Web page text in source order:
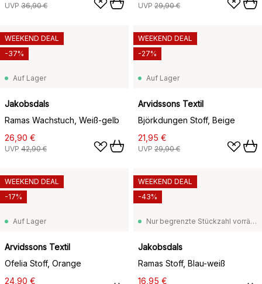
UVP 36,90 € UVP 29,90 €
Auf Lager
Jakobsdals
Ramas Wachstuch, Weiß-gelb
26,90 €
UVP 42,90 €
WEEKEND DEAL
-37%
Auf Lager
Arvidssons Textil
Björkdungen Stoff, Beige
21,95 €
UVP 29,90 €
WEEKEND DEAL
-27%
Auf Lager
Arvidssons Textil
Ofelia Stoff, Orange
24,90 €
WEEKEND DEAL
-17%
Nur begrenzte Stückzahl vorrätig
Jakobsdals
Ramas Stoff, Blau-weiß
16,95 €
WEEKEND DEAL
-43%